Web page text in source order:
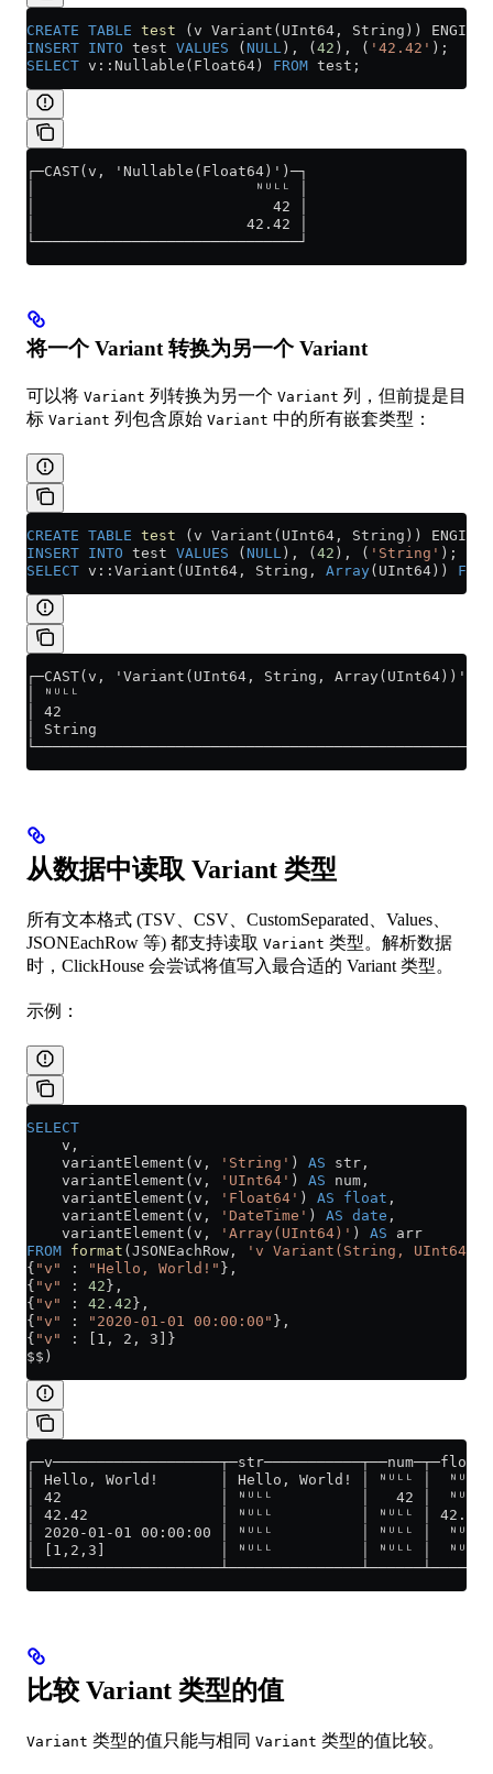
CREATE TABLE test (v Variant(UInt64, String)) ENGINE
INSERT INTO test VALUES (NULL ), (42 ), ( '42.42' );
SELECT v::Nullable(Float64) FROM test;
┌─CAST(v, 'Nullable(Float64)')─┐
│                         ᴺᵁᴸᴸ │
│                           42 │
│                        42.42 │
└──────────────────────────────┘
将一个 Variant 转换为另一个 Variant
可以将 Variant 列转换为另一个 Variant 列，但前提是目
标 Variant 列包含原始 Variant 中的所有嵌套类型：
CREATE TABLE test (v Variant(UInt64, String)) ENGINE
INSERT INTO test VALUES ( NULL ), ( 42 ), ( 'String' );
SELECT v::Variant(UInt64, String, Array(UInt64)) FROM
┌─CAST(v, 'Variant(UInt64, String, Array(UInt64))')─┐
│ ᴺᵁᴸᴸ                                              │
│ 42                                                │
│ String                                            │
└───────────────────────────────────────────────────┘
从数据中读取 Variant 类型
所有文本格式 (TSV、CSV、CustomSeparated、Values、
JSONEachRow 等) 都支持读取 Variant 类型。解析数据
时，ClickHouse 会尝试将值写入最合适的 Variant 类型。
示例：
SELECT
    v,
    variantElement(v,
'String' ) AS str,
    variantElement(v,
'UInt64' ) AS num,
    variantElement(v,
'Float64' ) AS float ,
    variantElement(v,
'DateTime' ) AS date ,
    variantElement(v,
'Array(UInt64)' ) AS arr
FROM format (JSONEachRow,
'v Variant(String, UInt64,
{ "v" : "Hello, World!" },
{ "v" : 42 },
{ "v" : 42 . 42 },
{ "v" : "2020-01-01 00:00:00" },
{ "v"
: [1, 2, 3]}
$$)
│ Hello, World!       │ Hello, World! │ ᴺᵁᴸᴸ │
│ 42                  │ ᴺᵁᴸᴸ          │   42 │
│ 42.42               │ ᴺᵁᴸᴸ          │ ᴺᵁᴸᴸ │
│ 2020-01-01 00:00:00 │ ᴺᵁᴸᴸ          │ ᴺᵁᴸᴸ │
│ [1,2,3]             │ ᴺᵁᴸᴸ          │ ᴺᵁᴸᴸ │
比较 Variant 类型的值
Variant 类型的值只能与相同 Variant 类型的值比较。